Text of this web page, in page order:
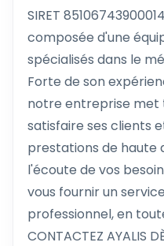
SIRET
composée d'une
spécialisés dans le
Forte de son
notre entreprise
satisfaire ses clients
prestations de haute
l'écoute de vos
vous fournir un
professionnel, en
CONTACTEZ AYALIS